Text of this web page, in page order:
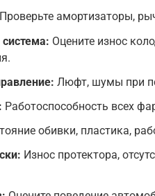
Проверьте амортизаторы,
Оцените износ
Люфт, шумы при
Работоспособность всех
обивки, пластика,
Износ протектора,